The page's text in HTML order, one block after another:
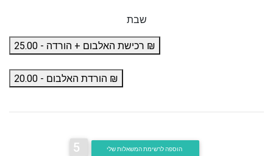
שבת
רכישת האלבום + הורדה - 25.00 ₪
הורדת האלבום - 20.00 ₪
5